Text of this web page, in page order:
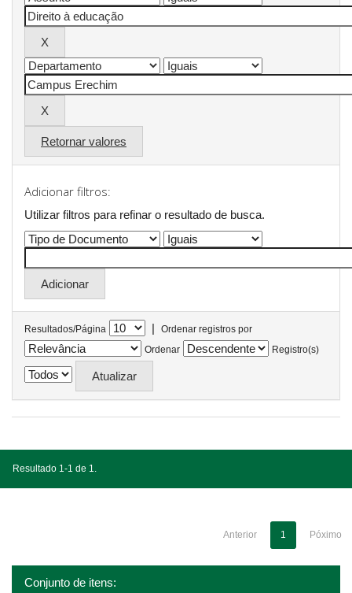
Retornar valores
Adicionar filtros:
Utilizar filtros para refinar o resultado de busca.
Resultados/Página |
Ordenar registros por
Ordenar
Registro(s)
Resultado 1-1 de 1.
Anterior 1 Póximo
Conjunto de itens: